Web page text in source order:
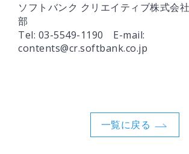
ソフトバンク クリエイティブ株式会
部
Tel: 03-5549-1190 E-mail:
contents@cr.softbank.co.jp
一覧に戻る